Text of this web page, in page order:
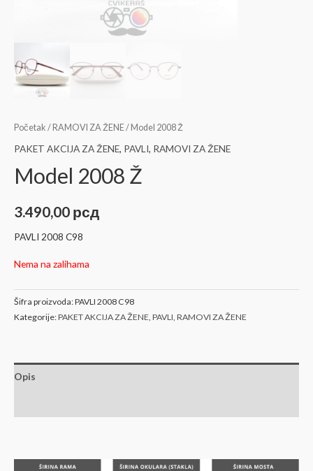
Početak / RAMOVI ZA ŽENE/ Model 2008 Ž
PAKET AKCIJA ZA ŽENE, PAVLI, RAMOVI ZA ŽENE
Model 2008 Ž
3.490,00 рсд
PAVLI 2008 C98
Nema na zalihama
Šifra proizvoda:PAVLI 2008 C98
Kategorije:PAKET AKCIJA ZA ŽENE PAVLI RAMOVI ZA ŽENE
Opis